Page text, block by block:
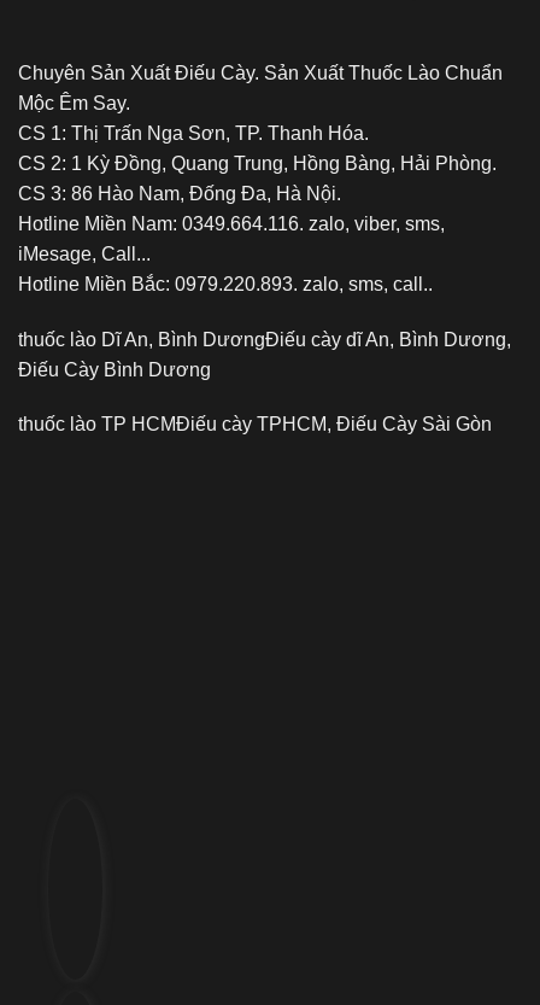
Chuyên Sản Xuất Điếu Cày. Sản Xuất Thuốc Lào Chuẩn
Mộc Êm Say.
CS 1: Thị Trấn Nga Sơn, TP. Thanh Hóa.
CS 2: 1 Kỳ Đồng, Quang Trung, Hồng Bàng, Hải Phòng.
CS 3: 86 Hào Nam, Đống Đa, Hà Nội.
Hotline Miền Nam: 0349.664.116. zalo, viber, sms,
iMesage, Call...
Hotline Miền Bắc: 0979.220.893. zalo, sms, call..
thuốc lào Dĩ An, Bình DươngĐiếu cày dĩ An, Bình Dương,
Điếu Cày Bình Dương
thuốc lào TP HCMĐiếu cày TPHCM, Điếu Cày Sài Gòn